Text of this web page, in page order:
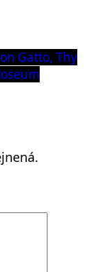
Gatto, Thy